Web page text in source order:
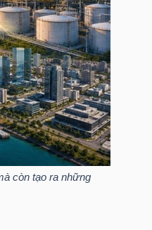
còn tạo ra những